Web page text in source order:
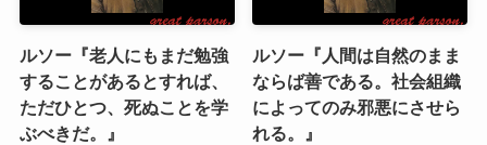
ルソー『老人にもまだ勉強
することがあるとすれば、
ただひとつ、死ぬことを学
ぶべきだ。』
ルソー『人間は自然のまま
ならば善である。社会組織
によってのみ邪悪にさせら
れる。』